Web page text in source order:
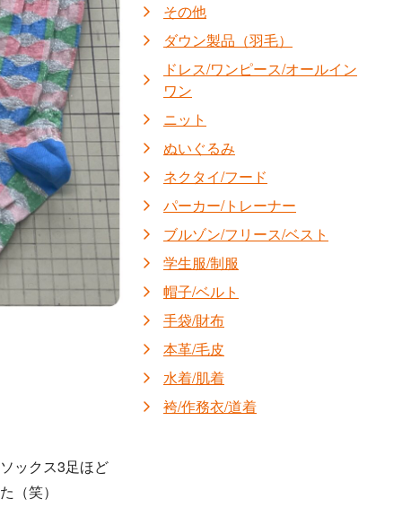
ックス3足ほど
（笑）
その他
ダウン製品（羽毛）
ドレス/ワンピース/オールイン
ワン
ニット
ぬいぐるみ
ネクタイ/フード
パーカー/トレーナー
ブルゾン/フリース/ベスト
学生服/制服
帽子/ベルト
手袋/財布
本革/毛皮
水着/肌着
袴/作務衣/道着